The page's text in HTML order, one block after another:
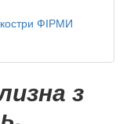
костри ФІРМИ
з